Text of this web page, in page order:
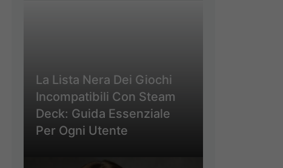
La Lista Nera Dei Giochi
Incompatibili Con Steam
Deck: Guida Essenziale
Per Ogni Utente